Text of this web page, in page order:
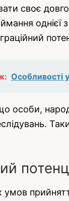
своє
однієї
Особливості
особи,